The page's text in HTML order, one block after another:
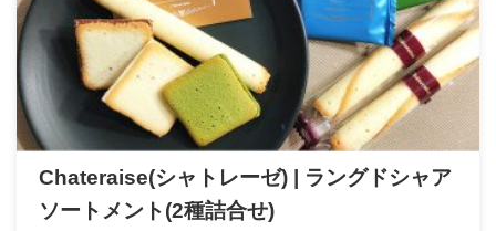
Chateraise(シャトレーゼ) | ラングドシャア
ソートメント(2種詰合せ)